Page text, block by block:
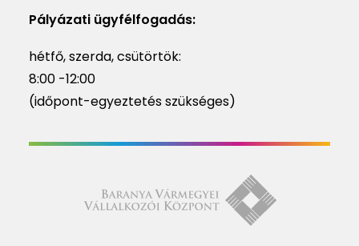
Pályázati ügyfélfogadás:
hétfő, szerda, csütörtök:
8:00 -12:00
(időpont-egyeztetés szükséges)